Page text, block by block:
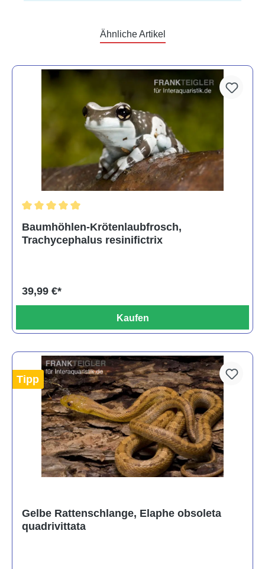
Ähnliche Artikel
Baumhöhlen-Krötenlaubfrosch,
Trachycephalus resinifictrix
39,99 €*
Kaufen
Tipp
Gelbe Rattenschlange, Elaphe obsoleta
quadrivittata